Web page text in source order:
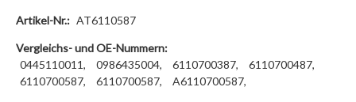
Artikel-Nr.: AT6110587
Vergleichs- und OE-Nummern:
0445110011,
0986435004, 6110700387,
6110700487,
6110700587,
6110700587, A6110700587,